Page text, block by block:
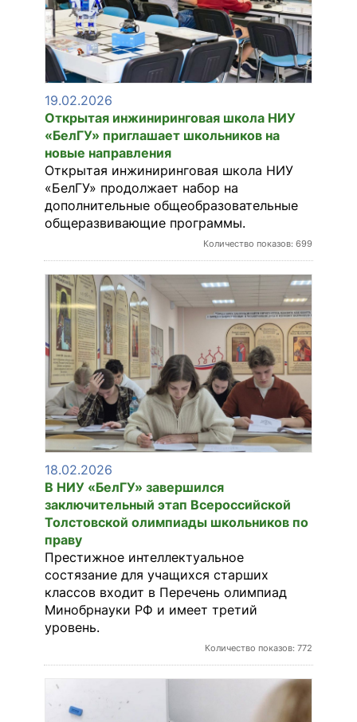
19.02.2026
Открытая инжиниринговая школа НИУ
«БелГУ» приглашает школьников на
новые направления
Открытая инжиниринговая школа НИУ
«БелГУ» продолжает набор на
дополнительные общеобразовательные
общеразвивающие программы.
Количество показов: 699
18.02.2026
В НИУ «БелГУ» завершился
заключительный этап Всероссийской
Толстовской олимпиады школьников по
праву
Престижное интеллектуальное
состязание для учащихся старших
классов входит в Перечень олимпиад
Минобрнауки РФ и имеет третий
уровень.
Количество показов: 772